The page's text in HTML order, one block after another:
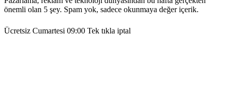
önemli olan 5 şey. Spam yok, sadece okunmaya değer içerik.
Ücretsiz Cumartesi 09:00 Tek tıkla iptal